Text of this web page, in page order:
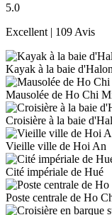
5.0
Excellent | 109 Avis
Kayak à la baie
Mausolée de Ho Chi
Croisière à la baie
Vieille ville de Hoi An
Cité impériale de Hué
Poste centrale de Ho